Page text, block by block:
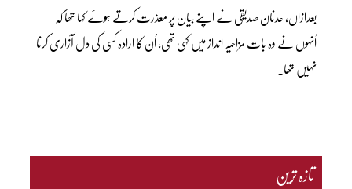
بعدازاں، عدنان صدیقی نے اپنے بیان پر معذرت کرتے ہوئے کہا تھا کہ
اُنہوں نے وہ بات مزاحیہ انداز میں کہی تھی، اُن کا ارادہ کسی کی دل آزاری کرنا
نہیں تھا۔
تازہ ترین